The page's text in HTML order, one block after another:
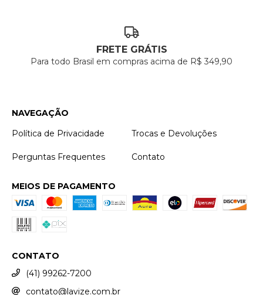
FRETE GRÁTIS
Para todo Brasil em compras acima de R$ 349,90
NAVEGAÇÃO
Política de Privacidade
Trocas e Devoluções
Perguntas Frequentes Contato
MEIOS DE PAGAMENTO
CONTATO
(41) 99262-7200
contato@lavize.com.br